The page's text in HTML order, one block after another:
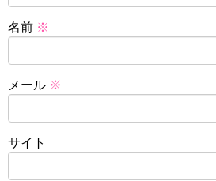
名前 ※
メール ※
サイト